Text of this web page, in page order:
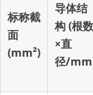
标称截
面
(mm²)
导体结
构 (根数
×直
径/